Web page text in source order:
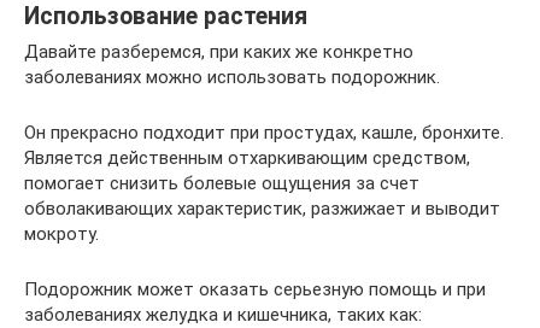
Использование растения
Давайте разберемся, при каких же конкретно
заболеваниях можно использовать подорожник.
Он прекрасно подходит при простудах, кашле, бронхите.
Является действенным отхаркивающим средством,
помогает снизить болевые ощущения за счет
обволакивающих характеристик, разжижает и выводит
мокроту.
Подорожник может оказать серьезную помощь и при
заболеваниях желудка и кишечника, таких как: